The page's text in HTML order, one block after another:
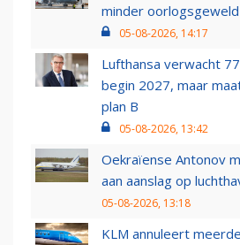
minder oorlogsgeweld
05-08-2026, 14:17
Lufthansa verwacht
begin 2027, maar
plan B
05-08-2026, 13:42
Oekraïense Antonov
aan aanslag op
05-08-2026, 13:18
KLM annuleert